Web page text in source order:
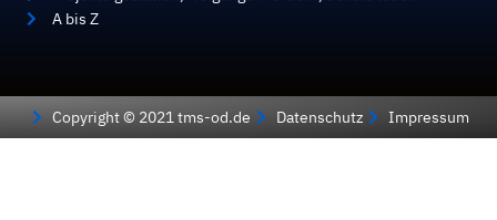
A bis Z
Copyright © 2021 tms-od.de Datenschutz Impressum